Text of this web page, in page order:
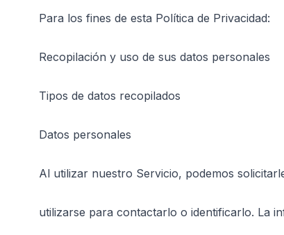
Para los fines de esta Política de Privacidad:
Recopilación y uso de sus datos personales
Tipos de datos recopilados
Datos personales
Al utilizar nuestro Servicio, podemos
utilizarse para contactarlo o identificarlo. La